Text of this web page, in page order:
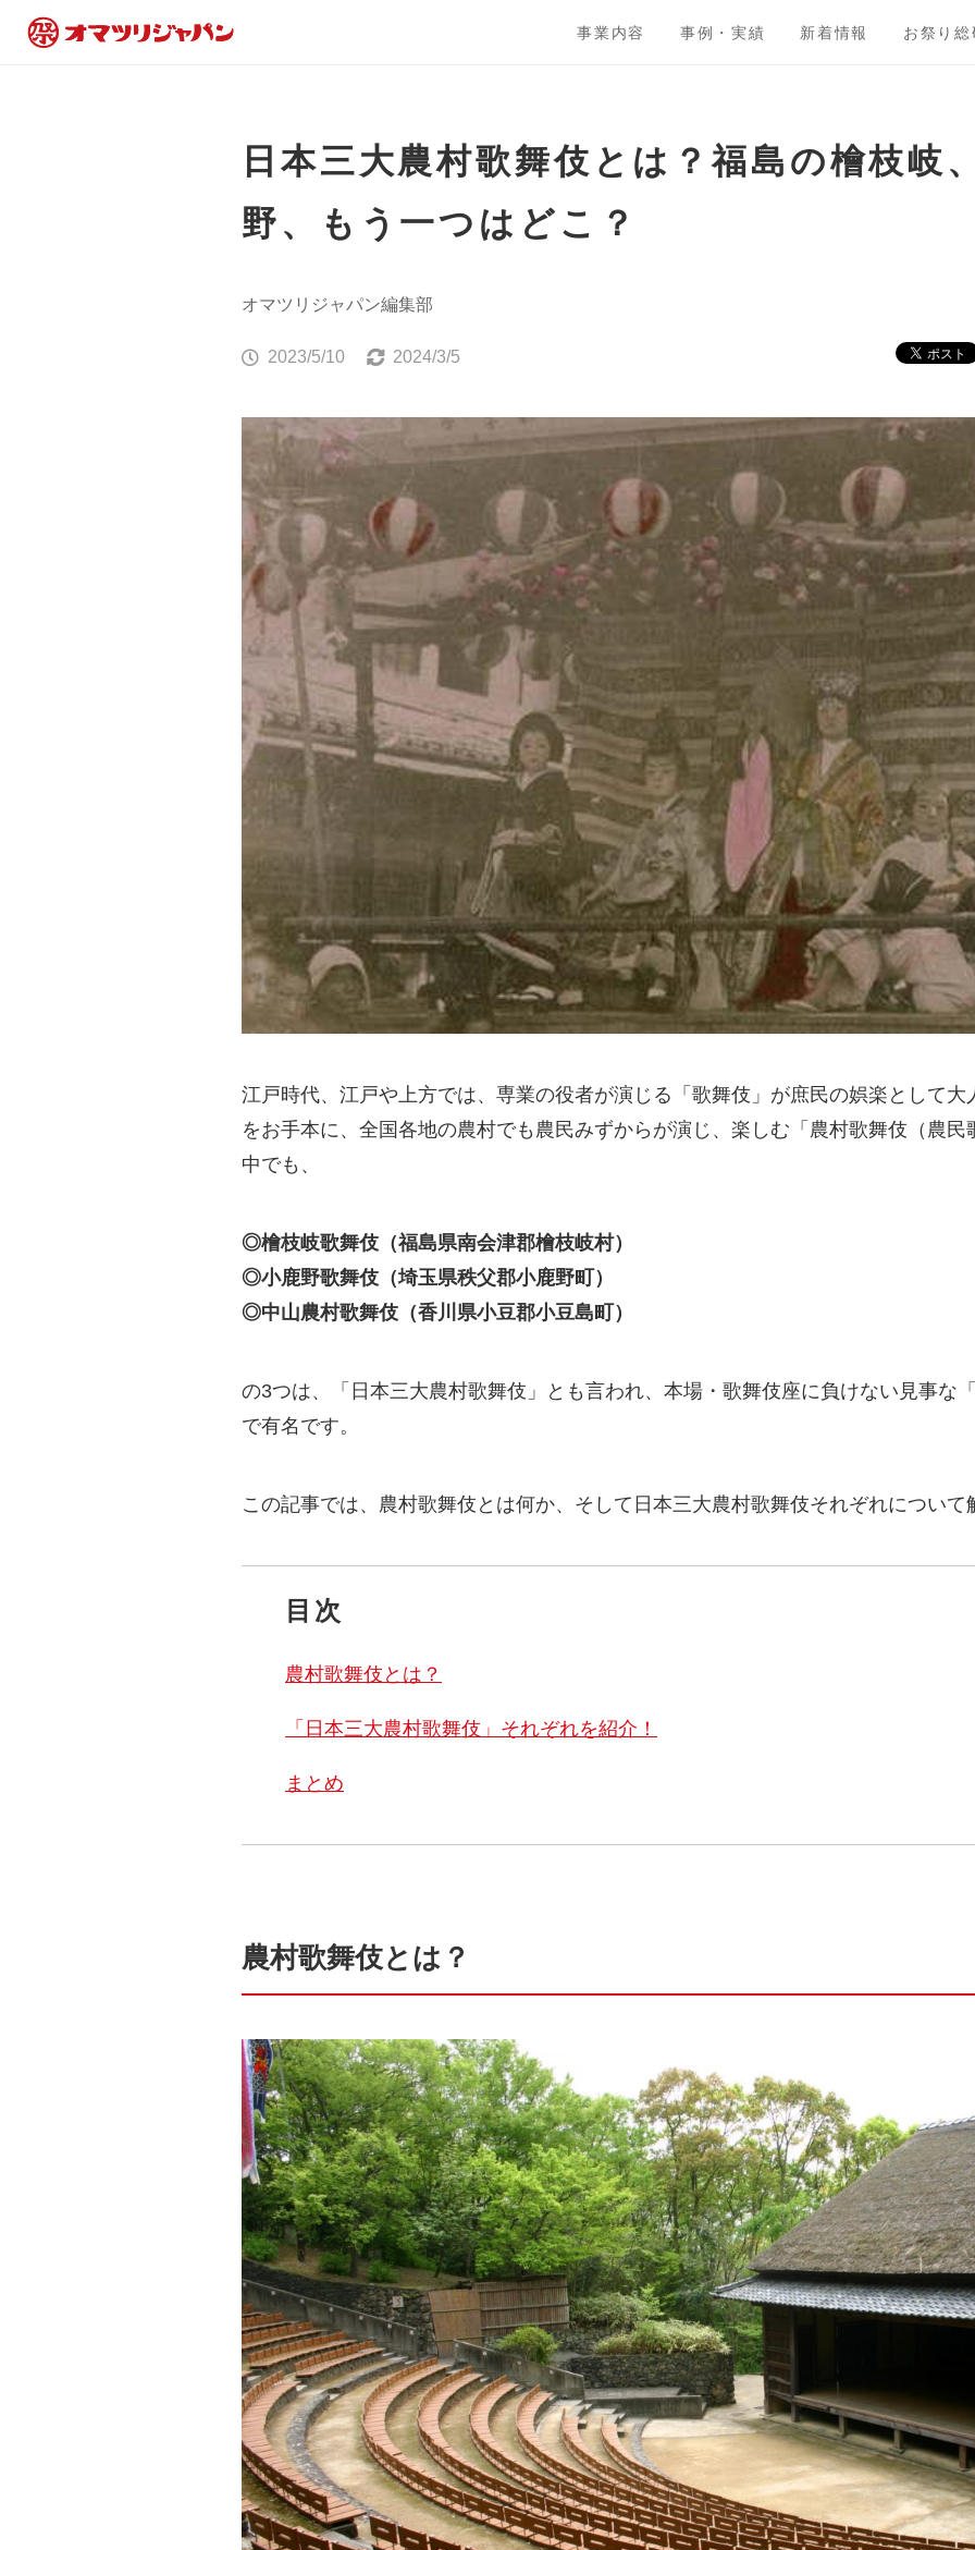
事業内容 事例・実績 新着情報 お祭り総
日本三大農村歌舞伎とは？福島の檜枝岐
野、もう一つはどこ？
オマツリジャパン編集部
2023/5/10 2024/3/5
江戸時代、江戸や上方では、専業の役者が演じる「歌舞伎」が庶民の娯楽として
をお手本に、全国各地の農村でも農民みずからが演じ、楽しむ「農村歌舞伎（農民
中でも、
◎檜枝岐歌舞伎（福島県南会津郡檜枝岐村）
◎小鹿野歌舞伎（埼玉県秩父郡小鹿野町）
◎中山農村歌舞伎（香川県小豆郡小豆島町）
の3つは、「日本三大農村歌舞伎」とも言われ、本場・歌舞伎座に負けない見事な
で有名です。
この記事では、農村歌舞伎とは何か、そして日本三大農村歌舞伎それぞれについて
目次
農村歌舞伎とは？
「日本三大農村歌舞伎」それぞれを紹介！
まとめ
農村歌舞伎とは？